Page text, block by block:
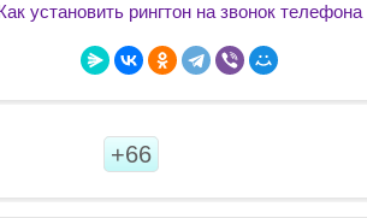
установить рингтон на звонок телефона
+66